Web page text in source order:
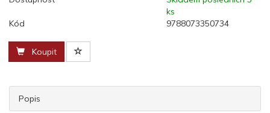
ks
Kód
9788073350734
Koupit
Popis